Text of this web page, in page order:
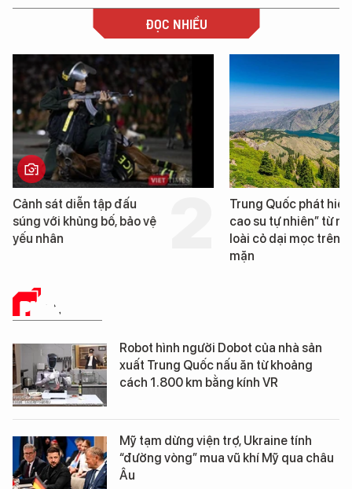
ĐỌC NHIỀU
Trung Quốc phát hiện “mỏ
cao su tự nhiên” từ một
loài cỏ dại mọc trên đất
Loạt dự án bất
Đà Nẵng sắp bị
PHÂN TÍCH
Robot hình người Dobot của nhà sản
xuất Trung Quốc nấu ăn từ khoảng
cách 1.800 km bằng kính VR
Mỹ tạm dừng viện trợ, Ukraine tính
“đường vòng” mua vũ khí Mỹ qua châu
Âu